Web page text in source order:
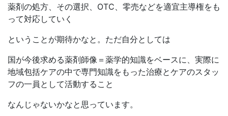
薬剤の処方、その選択、OTC、零売などを適宜主導権をも
って対応していく
ということが期待かなと。ただ自分としては
国が今後求める薬剤師像＝薬学的知識をベースに、実際に
地域包括ケアの中で専門知識をもった治療とケアのスタッ
フの一員として活動すること
なんじゃないかなと思っています。